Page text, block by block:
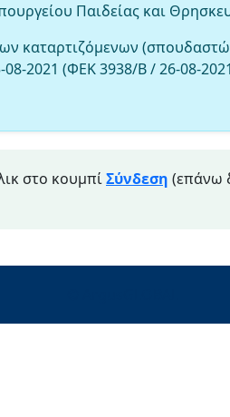
Παιδείας και
καταρτιζόμενων
2021 (ΦΕΚ 3938/Β / 26-08-
στο κουμπίΣύνδεση (επάνω